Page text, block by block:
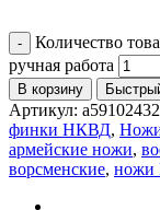
Количество
ручная работа
В корзину
Артикул:
финки НКВД,
армейские ножи,
ворсменские,